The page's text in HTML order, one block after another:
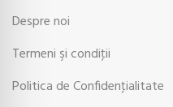
Despre noi
Termeni şi condiţii
Politica de Confidenţialitate